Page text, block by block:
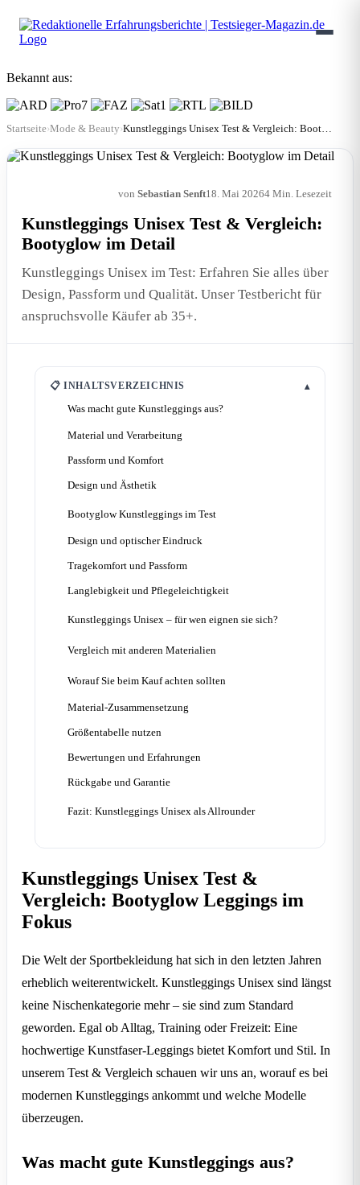
Bekannt aus:
Startseite›Mode & Beauty› Kunstleggings Unisex Test & Vergleich: Bootyglow im Detail
von Sebastian Senft18. Mai 20264 Min. Lesezeit
Kunstleggings Unisex Test & Vergleich:
Bootyglow im Detail
Kunstleggings Unisex im Test: Erfahren Sie alles über
Design, Passform und Qualität. Unser Testbericht für
anspruchsvolle Käufer ab 35+.
📋 INHALTSVERZEICHNIS ▴
Was macht gute Kunstleggings aus?
Material und Verarbeitung
Passform und Komfort
Design und Ästhetik
Bootyglow Kunstleggings im Test
Design und optischer Eindruck
Tragekomfort und Passform
Langlebigkeit und Pflegeleichtigkeit
Kunstleggings Unisex – für wen eignen sie sich?
Vergleich mit anderen Materialien
Worauf Sie beim Kauf achten sollten
Material-Zusammensetzung
Größentabelle nutzen
Bewertungen und Erfahrungen
Rückgabe und Garantie
Fazit: Kunstleggings Unisex als Allrounder
Kunstleggings Unisex Test &
Vergleich: Bootyglow Leggings im
Fokus
Die Welt der Sportbekleidung hat sich in den letzten Jahren
erheblich weiterentwickelt. Kunstleggings Unisex sind längst
keine Nischenkategorie mehr – sie sind zum Standard
geworden. Egal ob Alltag, Training oder Freizeit: Eine
hochwertige Kunstfaser-Leggings bietet Komfort und Stil. In
unserem Test & Vergleich schauen wir uns an, worauf es bei
modernen Kunstleggings ankommt und welche Modelle
überzeugen.
Was macht gute Kunstleggings aus?